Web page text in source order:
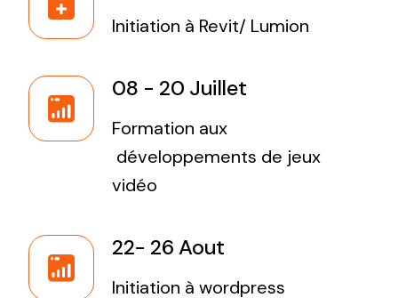
Initiation à Revit/ Lumion
08 - 20 Juillet
Formation aux
développements de jeux
vidéo
22- 26 Aout
Initiation à wordpress